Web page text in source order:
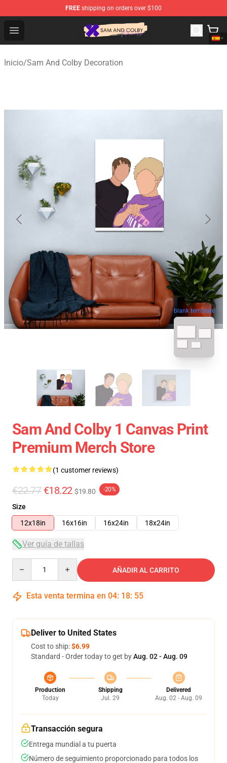
FREE shipping on orders over $100
Open menu
Sam And Colby Shop - Official Sam And Colby
Inicio/Sam And Colby Decoration
blank template
Sam And Colby 1 Canvas Print
Premium Merch Store
(1 customer reviews)
€22.77 €18.22 $19.80 -20%
Size
12x18in
16x16in 16x24in 18x24in
Ver guía de tallas
AÑADIR AL CARRITO
Esta venta termina en 04: 18: 55
Deliver to United States
Cost to ship:$6.99
Standard - Order today to get byAug. 02 - Aug. 09
Production
Today
Shipping
Jul. 29
Delivered
Aug. 02 - Aug. 09
Transacción segura
Entrega mundial a tu puerta
Número de seguimiento proporcionado para todos los